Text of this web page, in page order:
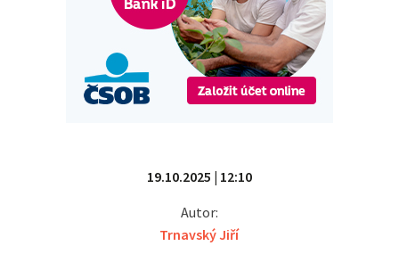
19.10.2025 | 12:10
Autor:
Trnavský Jiří